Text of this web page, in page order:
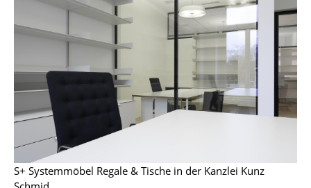
Hängeleuchten & Deckenleuchten
Tischleuchten
Schreibtischleuchten
Stehleuchten & Leseleuchten
Bodenleuchten
Wandleuchten
Outdoor-Leuchten
S+ Systemmöbel Regale & Tische in der Kanzlei Kunz